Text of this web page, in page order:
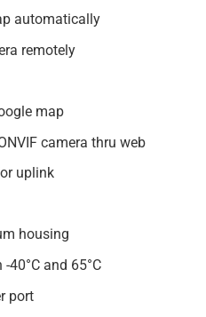
automatically
remotely
map
camera thru web
uplink
housing
40°C and 65°C
port